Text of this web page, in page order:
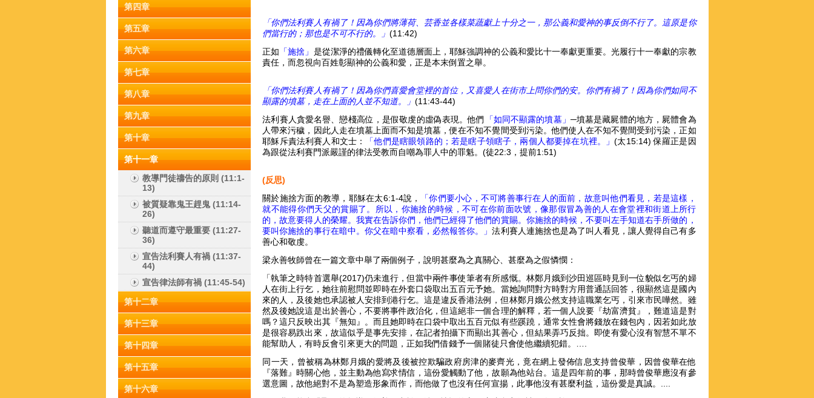
第四章
第五章
第六章
第七章
第八章
第九章
第十章
第十一章
教導門徒禱告的原則 (11:1-
13)
被質疑靠鬼王趕鬼 (11:14-
26)
聽道而遵守最重要 (11:27-
36)
宣告法利賽人有禍 (11:37-
44)
宣告律法師有禍 (11:45-54)
第十二章
第十三章
第十四章
第十五章
第十六章
「你們法利賽人有禍了！因為你們將薄荷、芸香並各樣菜蔬獻上十分之一，那公義和愛神的事反倒不行了。這原是你
們當行的；那也是不可不行的。」(11:42)
正如 「施捨」 是從潔淨的禮儀轉化至道德層面上，耶穌強調神的公義和愛比十一奉獻更重要。光履行十一奉獻的宗教
責任，而忽視向百姓彰顯神的公義和愛，正是本末倒置之舉。
「你們法利賽人有禍了！因為你們喜愛會堂裡的首位，又喜愛人在街市上問你們的安。你們有禍了！因為你們如同不
顯露的墳墓，走在上面的人並不知道。」(11:43-44)
法利賽人貪愛名譽、戀棧高位，是假敬虔的虛偽表現。他們
「如同不顯露的墳墓」 ─墳墓是藏屍體的地方，屍體會為
人帶來污穢，因此人走在墳墓上面而不知是墳墓，便在不知不覺間受到污染。他們使人在不知不覺間受到污染，正如
耶穌斥責法利賽人和文士：
「他們是瞎眼領路的；若是瞎子領瞎子，兩個人都要掉在坑裡。」(太15:14) 保羅正是因
為跟從法利賽門派嚴謹的律法受教而自嘲為罪人中的罪魁。(徒22:3，提前1:51)
(反思)
關於施捨方面的教導，耶穌在太6:1-4說，
「你們要小心，不可將善事行在人的面前，故意叫他們看見，若是這樣，
就不能得你們天父的賞賜了。所以，你施捨的時候，不可在你前面吹號，像那假冒為善的人在會堂裡和街道上所行
的，故意要得人的榮耀。我實在告訴你們，他們已經得了他們的賞賜。你施捨的時候，不要叫左手知道右手所做的，
要叫你施捨的事行在暗中。你父在暗中察看，必然報答你。」法利賽人連施捨也是為了叫人看見，讓人覺得自己有多
善心和敬虔。
梁永善牧師曾在一篇文章中舉了兩個例子，說明甚麼為之真關心、甚麼為之假憐憫：
「執筆之時特首選舉(2017)仍未進行，但當中兩件事使筆者有所感慨。林鄭月娥到沙田巡區時見到一位貌似乞丐的婦
人在街上行乞，她往前慰問並即時在外套口袋取出五百元予她。當她詢問對方時對方用普通話回答，很顯然這是國內
來的人，及後她也承認被人安排到港行乞。這是違反香港法例，但林鄭月娥公然支持這職業乞丐，引來市民嘩然。雖
然及後她說這是出於善心，不要將事件政治化，但這絕非一個合理的解釋，若一個人說要『劫富濟貧』，難道這是對
嗎？這只反映出其『無知』。而且她即時在口袋中取出五百元似有些蹊蹺，通常女性會將錢放在錢包內，因若如此放
是很容易跌出來，故這似乎是事先安排，在記者拍攝下而顯出其善心，但結果弄巧反拙。即使有愛心沒有智慧不單不
能幫助人，有時反會引來更大的問題，正如我們借錢予一個賭徒只會使他繼續犯錯。….
同一天，曾被稱為林鄭月娥的愛將及後被控欺騙政府房津的麥齊光，竟在網上發佈信息支持曾俊華，因曾俊華在他
『落難』時關心他，並主動為他寫求情信，這份愛觸動了他，故願為他站台。這是四年前的事，那時曾俊華應沒有參
選意圖，故他絕對不是為塑造形象而作，而他做了也沒有任何宣揚，此事他沒有甚麼利益，這份愛是真誠。....